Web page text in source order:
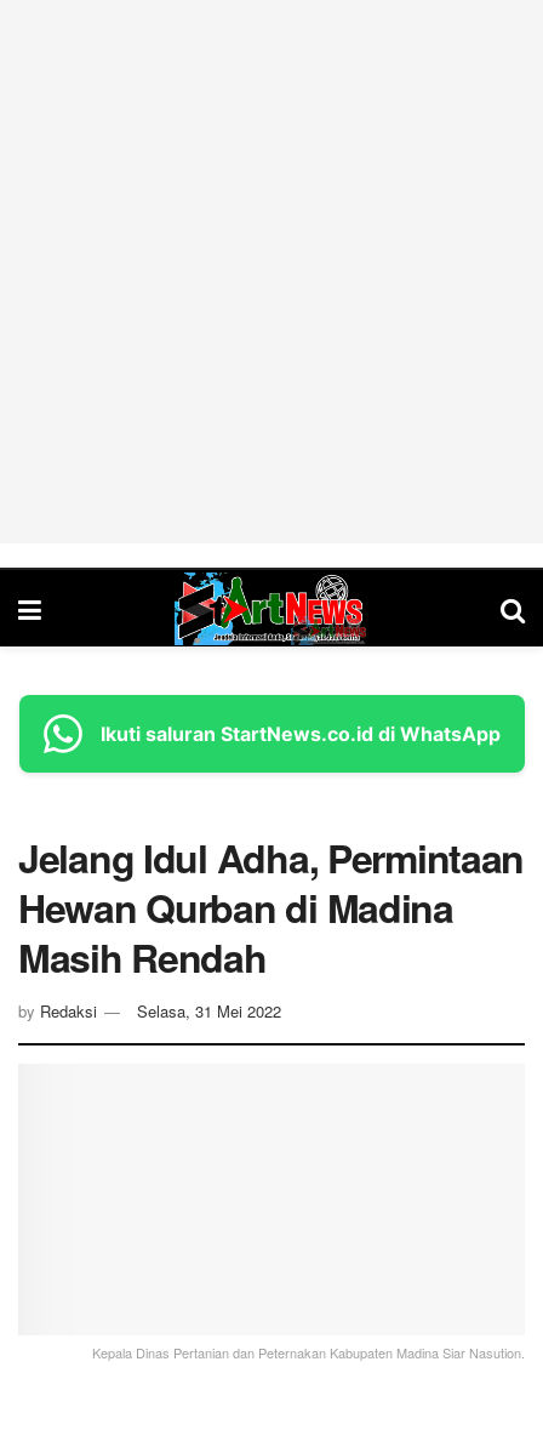
Ikuti saluran StartNews.co.id di WhatsApp
Jelang Idul Adha, Permintaan
Hewan Qurban di Madina
Masih Rendah
by Redaksi Selasa, 31 Mei 2022
Kepala Dinas Pertanian dan Peternakan Kabupaten Madina Siar Nasution.